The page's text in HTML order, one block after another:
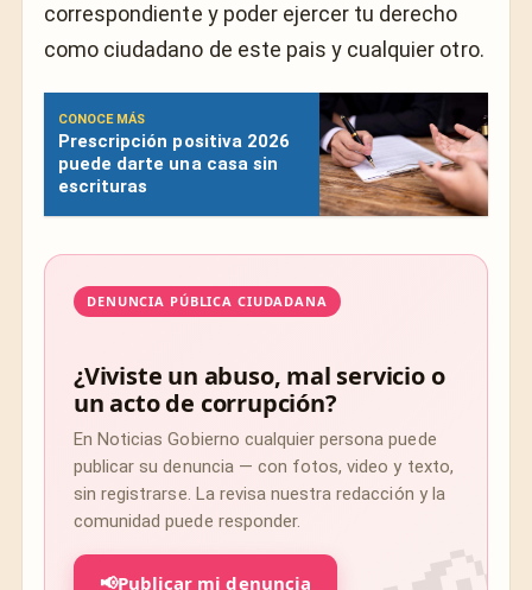
correspondiente y poder ejercer tu derecho
como ciudadano de este pais y cualquier otro.
CONOCE MÁS
Prescripción positiva 2026
puede darte una casa sin
escrituras
DENUNCIA PÚBLICA CIUDADANA
¿Viviste un abuso, mal servicio o
un acto de corrupción?
En Noticias Gobierno cualquier persona puede
publicar su denuncia — con fotos, video y texto,
sin registrarse. La revisa nuestra redacción y la
comunidad puede responder.
📢Publicar mi denuncia